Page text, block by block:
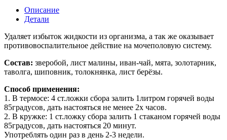
Описание
Детали
Удаляет избыток жидкости из организма, а так же оказывает
противовоспалительное действие на мочеполовую систему.
Состав: зверобой, лист малины, иван-чай, мята, золотарник,
таволга, шиповник, толокнянка, лист берёзы.
Способ применения:
1. В термосе: 4 ст.ложки сбора залить 1литром горячей воды
85градусов, дать настояться не менее 2х часов.
2. В кружке: 1 ст.ложку сбора залить 1 стаканом горячей воды
85градусов, дать настояться 20 минут.
Употреблять один раз в день 2-3 недели.